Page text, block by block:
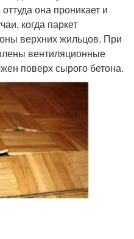
она проникает и
когда паркет
верхних жильцов. При
вентиляционные
поверх сырого бетона.